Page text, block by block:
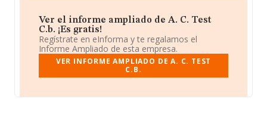
Ver el informe ampliado de A. C. Test
C.b. ¡Es gratis!
Regístrate en eInforma y te regalamos el
Informe Ampliado de esta empresa.
VER INFORME AMPLIADO DE A. C. TEST
C.B.